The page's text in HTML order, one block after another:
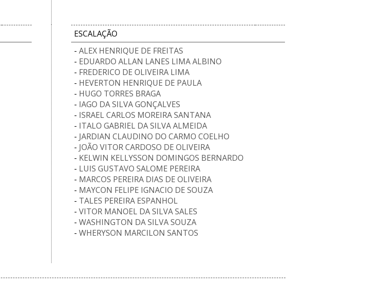
ESCALAÇÃO
- ALEX HENRIQUE DE FREITAS
- EDUARDO ALLAN LANES LIMA ALBINO
- FREDERICO DE OLIVEIRA LIMA
- HEVERTON HENRIQUE DE PAULA
- HUGO TORRES BRAGA
- IAGO DA SILVA GONÇALVES
- ISRAEL CARLOS MOREIRA SANTANA
- ITALO GABRIEL DA SILVA ALMEIDA
- JARDIAN CLAUDINO DO CARMO COELHO
- JOÃO VITOR CARDOSO DE OLIVEIRA
- KELWIN KELLYSSON DOMINGOS BERNARDO
- LUIS GUSTAVO SALOME PEREIRA
- MARCOS PEREIRA DIAS DE OLIVEIRA
- MAYCON FELIPE IGNACIO DE SOUZA
- TALES PEREIRA ESPANHOL
- VITOR MANOEL DA SILVA SALES
- WASHINGTON DA SILVA SOUZA
- WHERYSON MARCILON SANTOS